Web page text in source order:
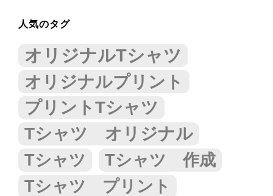
人気のタグ
オリジナルTシャツ
オリジナルプリント
プリントTシャツ
Tシャツ オリジナル
Tシャツ
Tシャツ 作成
Tシャツ プリント